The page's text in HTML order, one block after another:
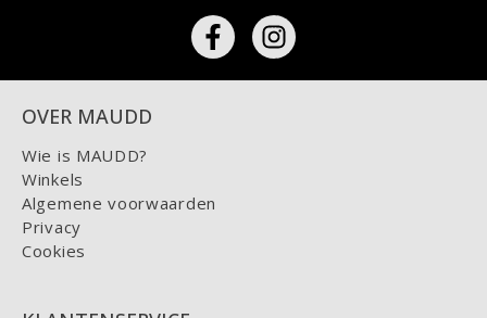
OVER MAUDD
Wie is MAUDD?
Winkels
Algemene voorwaarden
Privacy
Cookies